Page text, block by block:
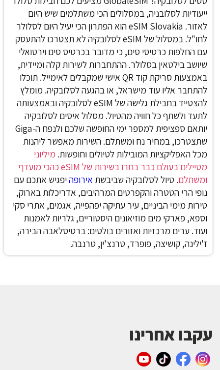
ייעודיות לסלובניה, במסלולים הכי משתלמים שיש היום
לאזור. eSIM Slovakia
הוא הפתרון הכי יעיל היום לסלולר
לחו"ל. במסלול של eSIM לסלובקיה לא תצטרכו להתעסק
עם החלפות כרטיסי סים, כי מדובר בכרטיס סים וירטואלי
שיושב בילטאין בסלולר. ההתחברות לשירות קלה ומיידית,
באמצעות סריקת קוד QR אישי שמקבלים לאימייל. תוכלו
להתחבר אליו עוד מישראל, או בהגעה לסלובקיה.מומלץ
להצטייד בחבילת גלישה של eSIM לסלובקיה ובאמצעותה
לתעד ולשתף כל חוויה מהטיול. מסלול איסים לסלובקיה
יותאם ספציפית למספר ימי החופשה שלכם ולנפח ה-Giga
שתצטרכו, במחיר נח ומשתלם. השירות מאפשר ליהנות
מכל האפליקציות המובילות לטיולים וחופשות. מיליוני
מטיילים בעולם כבר בחרו בשירות של eSIM כהכי מועדף
ומשתלם.טיול לסלובקיה שביבשתאירופהיפגיש אתכם עם
נופי הרי הטטרה והקפרטים המרהיבים, אדריכלות בארוק,
טירות מימי הביניים, עיר עתיקה יפהפייה, אגמים, אתרי סקי
וספא, פארקי מים מוזיאונים היסטוריים, גלריות לאמנות
ועוד.ערים מרכזיות ואזורים בולטים: ברטיסלאבה הבירה,
ז'ילינה, קושיצה, פופרד, טרנצ'ין, טרנבה.
עקבו אחרינו